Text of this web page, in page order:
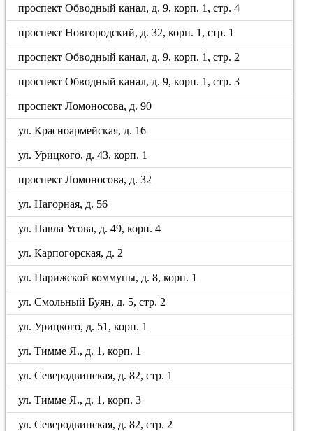
проспект Обводный канал, д. 9, корп. 1, стр. 4
проспект Новгородский, д. 32, корп. 1, стр. 1
проспект Обводный канал, д. 9, корп. 1, стр. 2
проспект Обводный канал, д. 9, корп. 1, стр. 3
проспект Ломоносова, д. 90
ул. Красноармейская, д. 16
ул. Урицкого, д. 43, корп. 1
проспект Ломоносова, д. 32
ул. Нагорная, д. 56
ул. Павла Усова, д. 49, корп. 4
ул. Карпогорская, д. 2
ул. Парижской коммуны, д. 8, корп. 1
ул. Смольный Буян, д. 5, стр. 2
ул. Урицкого, д. 51, корп. 1
ул. Тимме Я., д. 1, корп. 1
ул. Северодвинская, д. 82, стр. 1
ул. Тимме Я., д. 1, корп. 3
ул. Северодвинская, д. 82, стр. 2